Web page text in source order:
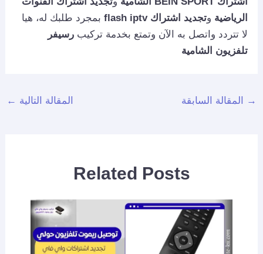
الرياضية وتجديد اشتراك flash iptv
بمجرد طلبك له، هيا
لا تتردد واتصل به الآن وتمتع بخدمة تركيبرسيفر
تلفزيون الشامية
→ المقالة السابقة المقالة التالية ←
Related Posts